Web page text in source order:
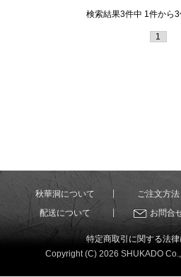
検索結果3件中 1件から
1
秋華洞について ご注文方法
配送について
お問合
特定商取引に関する法
Copyright (C) 2026 SHUKADO